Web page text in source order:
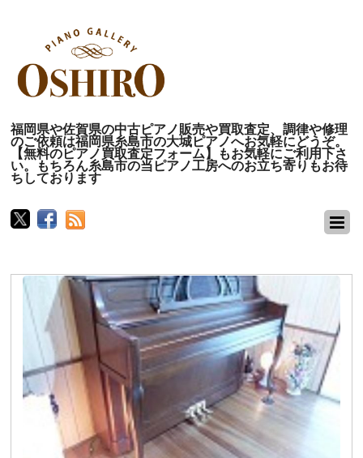
福岡県や佐賀県の中古ピアノ販売や買取査定、調律や修理
のご依頼は福岡県糸島市の大城ピアノへお気軽にどうぞ。
【無料のピアノ買取査定フォーム】もお気軽にご利用下さ
い。もちろん糸島市の当ピアノ工房へのお立ち寄りもお待
ちしております